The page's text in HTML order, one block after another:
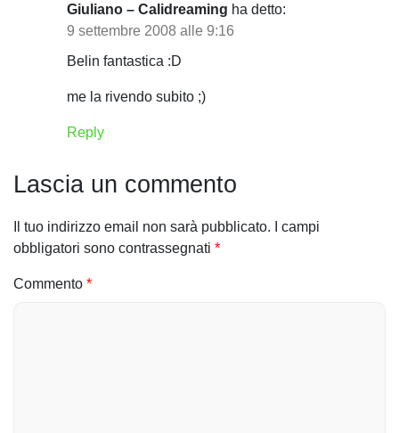
r
t
i
c
Giuliano – Calidreaming ha detto:
9 settembre 2008 alle 9:16
Belin fantastica :D
me la rivendo subito ;)
Reply
Lascia un commento
Il tuo indirizzo email non sarà pubblicato.
I campi
obbligatori sono contrassegnati *
Commento *